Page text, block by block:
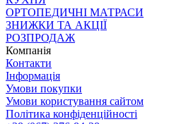
ОРТОПЕДИЧНІ МАТРАСИ
ЗНИЖКИ ТА АКЦІЇ
РОЗПРОДАЖ
Компанія
Контакти
Інформація
Умови покупки
Умови користування сайтом
Політика конфіденційності